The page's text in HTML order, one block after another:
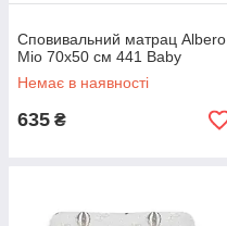
Сповивальний матрац Albero
Mio 70x50 см 441 Baby
Немає в наявності
635 ₴